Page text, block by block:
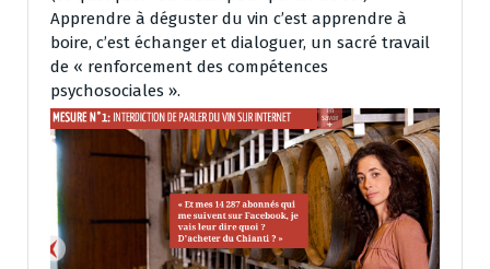
Apprendre à déguster du vin c’est apprendre à
boire, c’est échanger et dialoguer, un sacré travail
de « renforcement des compétences
psychosociales ».